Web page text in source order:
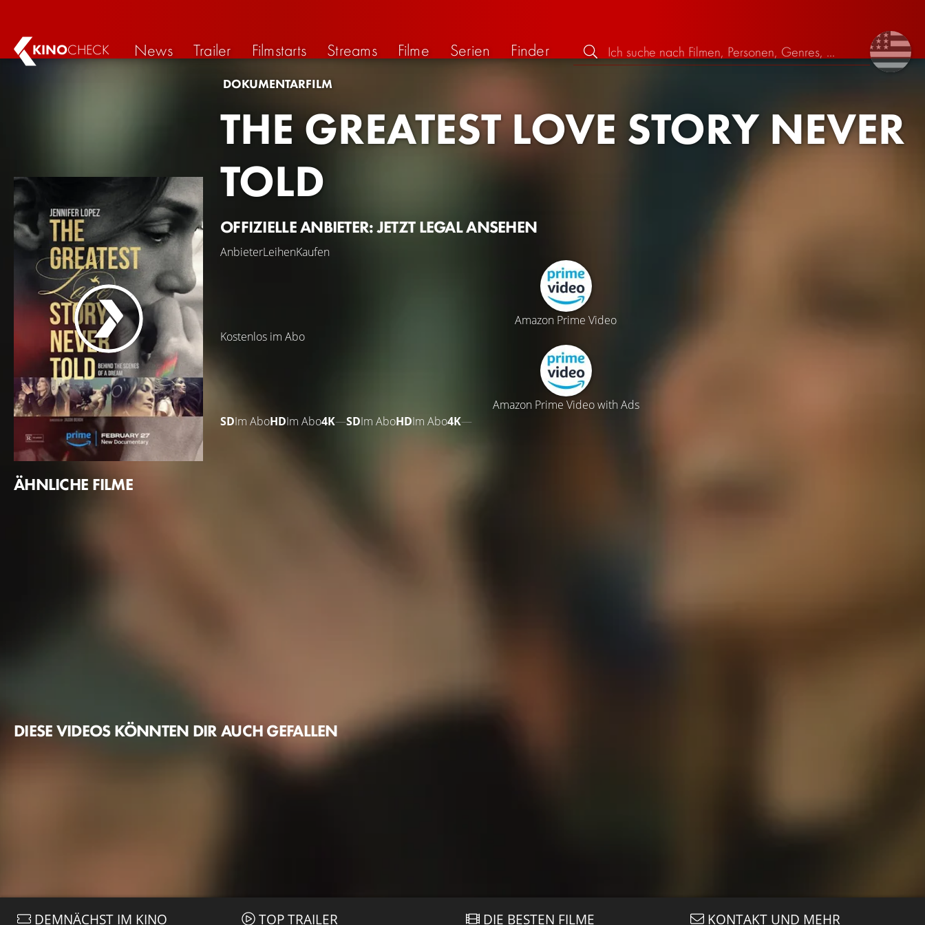
KINOCHECK News Trailer Filmstarts Streams Filme Serien Finder
DOKUMENTARFILM
THE GREATEST LOVE STORY NEVER
TOLD
OFFIZIELLE ANBIETER: JETZT LEGAL ANSEHEN
AnbieterLeihenKaufen
Amazon Prime Video
Kostenlos im Abo
Amazon Prime Video with Ads
SDIm AboHDIm Abo4K—SDIm AboHDIm Abo4K—
ÄHNLICHE FILME
DIESE VIDEOS KÖNNTEN DIR AUCH GEFALLEN
DEMNÄCHST IM KINO TOP TRAILER DIE BESTEN FILME KONTAKT UND MEHR